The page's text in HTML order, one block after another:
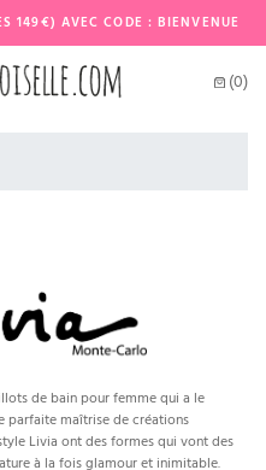
149€) AVEC CODE : BIENVENUE
(0)
de bain pour femme qui a le
parfaite maîtrise de créations
Livia ont des formes qui vont des
à la fois glamour et inimitable.